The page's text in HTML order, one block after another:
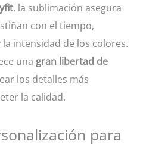
, la sublimación asegura
con el tiempo,
intensidad de los colores.
una gran libertad de
los detalles más
la calidad.
para